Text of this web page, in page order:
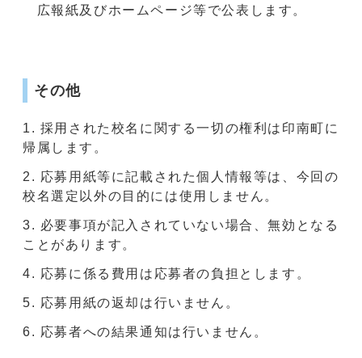
広報紙及びホームページ等で公表します。
その他
採用された校名に関する一切の権利は印南町に
帰属します。
応募用紙等に記載された個人情報等は、今回の
校名選定以外の目的には使用しません。
必要事項が記入されていない場合、無効となる
ことがあります。
応募に係る費用は応募者の負担とします。
応募用紙の返却は行いません。
応募者への結果通知は行いません。